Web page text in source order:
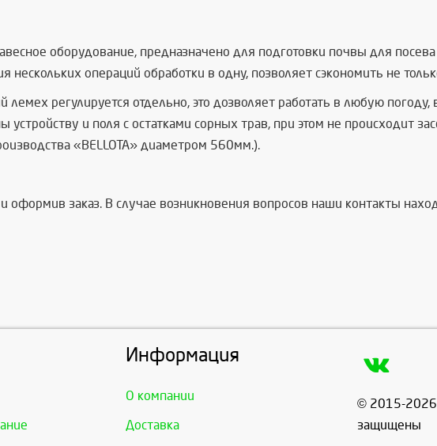
оборудование, предназначено для подготовки почвы для
нескольких операций обработки в одну, позволяет сэкономить не
регулируется отдельно, это дозволяет работать в любую погоду,
и поля с остатками сорных трав, при этом не происходит
«BELLOTA» диаметром 560мм.).
оформив заказ. В случае возникновения вопросов наши контакты
Информация
О компании
Доставка
© 2015-2026
защищены